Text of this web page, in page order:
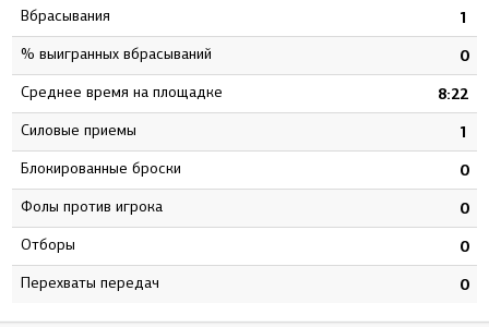
Вбрасывания 1
% выигранных вбрасываний 0
Среднее время на площадке 8:22
Силовые приемы 1
Блокированные броски 0
Фолы против игрока 0
Отборы 0
Перехваты передач 0